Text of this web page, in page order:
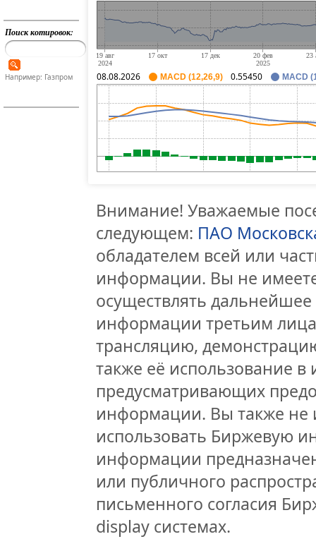
Поиск котировок:
Например: Газпром 08.08.2026 MACD (12,26,9) 0.55450 MACD
Внимание! Уважаемые
следующем: ПАО
обладателем всей или
информации. Вы не
осуществлять
информации третьим
трансляцию,
также её использование
предусматривающих
информации. Вы также не
использовать Биржевую
информации
или публичного
письменного согласия
display системах.